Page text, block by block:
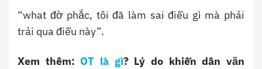
“what đờ phắc, tôi đã làm sai điều gì mà phải
trải qua điều này”.
Xem thêm: OT là gì? Lý do khiến dân văn